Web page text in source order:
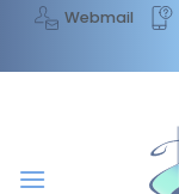
content
Webmail